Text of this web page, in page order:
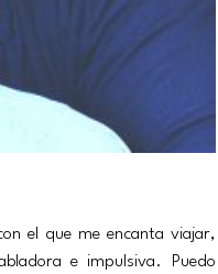
el que me encanta viajar,
e impulsiva. Puedo